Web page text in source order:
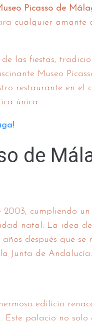
Picasso de
cualquier amante
las fiestas,
Museo
restaurante en el
única.
de
cumpliendo un
natal. La idea
después que se
Junta de Andalucía.
edificio
palacio no solo